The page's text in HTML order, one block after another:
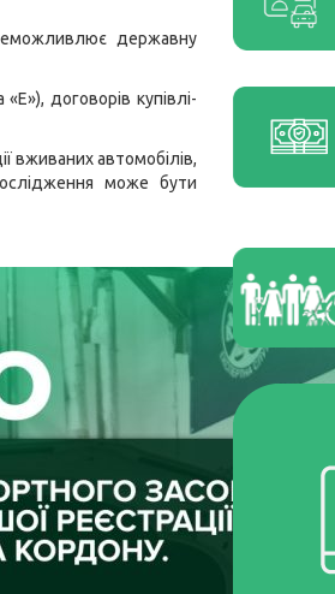
державну
договорів купівлі-
вживаних автомобілів,
може бути